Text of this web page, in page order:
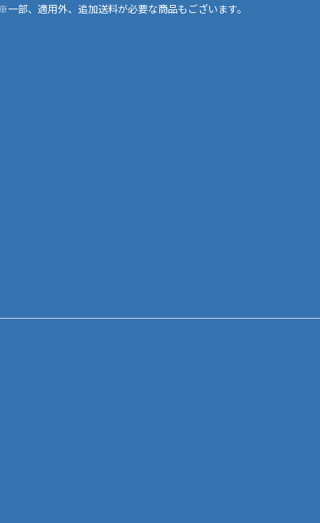
※一部、適用外、追加送料が必要な商品もございます。